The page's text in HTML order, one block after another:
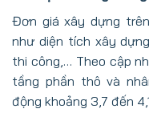
Đơn giá xây dựng
như diện tích xây
thi công,… Theo cập
tầng phần thô và
động khoảng 3,7 đến